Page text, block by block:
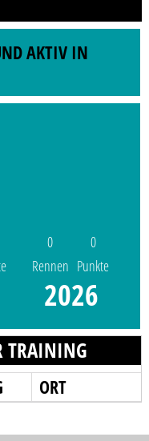
AKTIV IN
0
Rennen
0
Punkte
2026
TRAINING
ORT